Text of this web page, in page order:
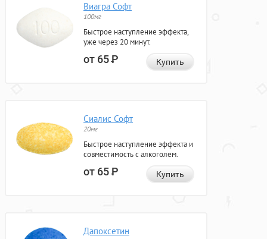
Виагра Софт
100мг
Быстрое наступление эффекта,
уже через 20 минут.
от 65Р Купить
Сиалис Софт
20мг
Быстрое наступление эффекта и
совместимость с алкоголем.
от 65Р Купить
Дапоксетин